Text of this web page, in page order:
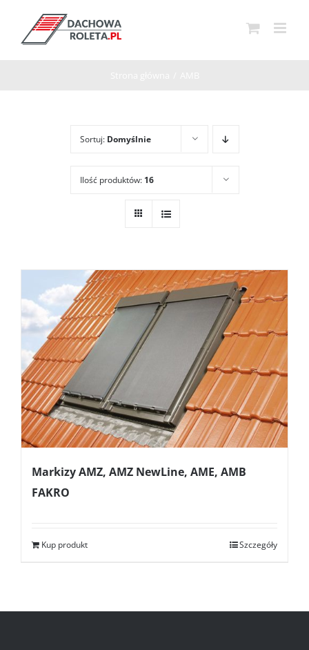
zawartości
Sortuj: Domyślnie
Ilość produktów: 16
Markizy AMZ, AMZ NewLine, AME, AMB
FAKRO
Kup produkt Szczegóły